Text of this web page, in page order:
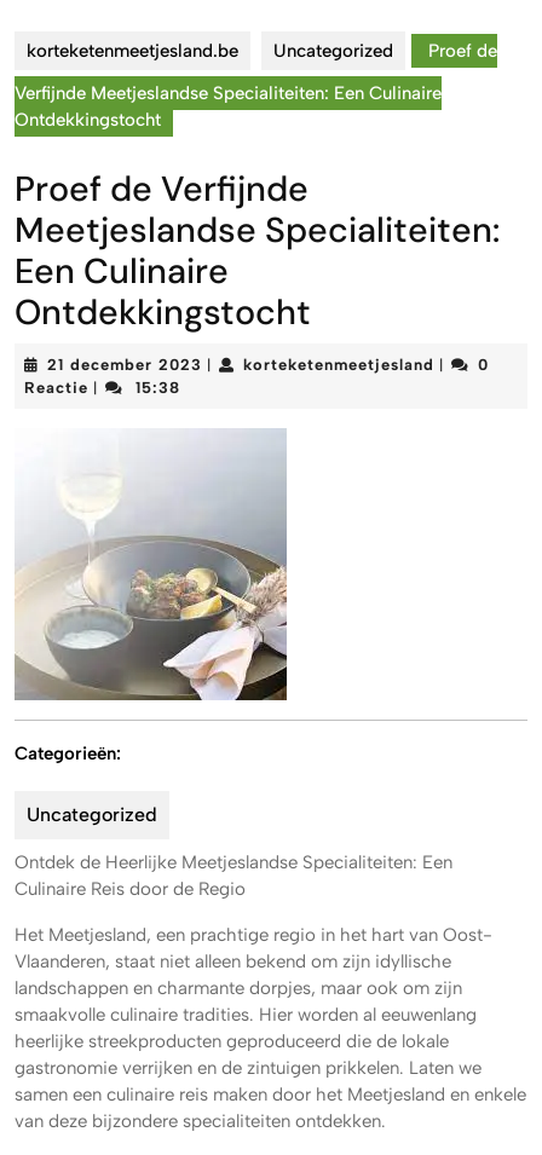
korteketenmeetjesland.be Uncategorized
Proef de
Verfijnde Meetjeslandse Specialiteiten: Een Culinaire
Ontdekkingstocht
Proef de Verfijnde
Meetjeslandse Specialiteiten:
Een Culinaire
Ontdekkingstocht
21 december 2023 21
korteketenmeetjesland
0
Reactie
15:38
Categorieën:
Uncategorized
Ontdek de Heerlijke Meetjeslandse Specialiteiten: Een
Culinaire Reis door de Regio
Het Meetjesland, een prachtige regio in het hart van Oost-
Vlaanderen, staat niet alleen bekend om zijn idyllische
landschappen en charmante dorpjes, maar ook om zijn
smaakvolle culinaire tradities. Hier worden al eeuwenlang
heerlijke streekproducten geproduceerd die de lokale
gastronomie verrijken en de zintuigen prikkelen. Laten we
samen een culinaire reis maken door het Meetjesland en enkele
van deze bijzondere specialiteiten ontdekken.